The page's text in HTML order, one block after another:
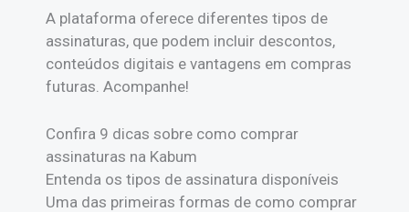
A plataforma oferece diferentes tipos de
assinaturas, que podem incluir descontos,
conteúdos digitais e vantagens em compras
futuras. Acompanhe!
Confira 9 dicas sobre como comprar
assinaturas na Kabum
Entenda os tipos de assinatura disponíveis
Uma das primeiras formas de como comprar